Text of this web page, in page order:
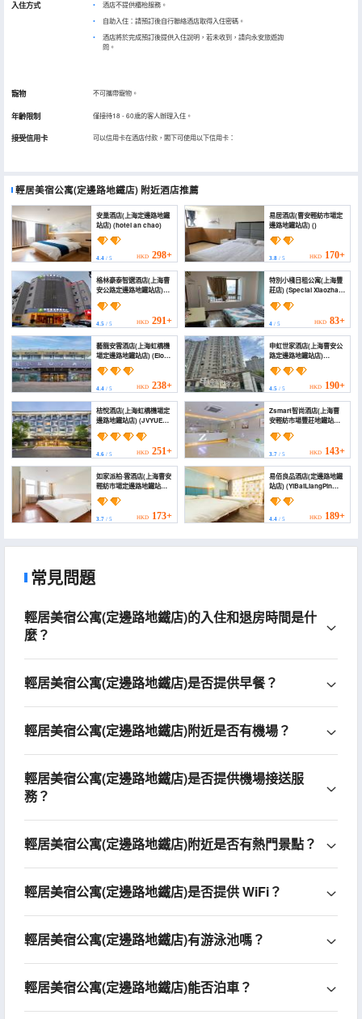
入住方式
酒店不提供櫃枱服務。
自助入住：請預訂後自行聯絡酒店取得入住密碼。
酒店將於完成預訂後提供入住說明，若未收到，請向永安旅遊詢
問。
寵物 不可攜帶寵物。
年齡限制 僅接待18 - 60歲的客人辦理入住。
接受信用卡 可以信用卡在酒店付款，閣下可使用以下信用卡：
輕居美宿公寓(定邊路地鐵店) 附近酒店推薦
安巢酒店(上海定邊路地鐵
站店) (hotel an chao)
4.4 / 5 HKD 298+
易居酒店(曹安輕紡市場定
邊路地鐵站店) ()
3.8/ 5 HKD 170+
格林豪泰智選酒店(上海曹
安公路定邊路地鐵站店)
(GreenTree Inn Express
Hotel (Shanghai Cao'an
Road Dingbian Road
Subway Station))
4.5 / 5 HKD 291+
特別小棧日租公寓(上海豐
莊店) (Special Xiaozhan
Rizu Apartment
(Shanghai Fengzhuang
Shop))
4/ 5 HKD 83+
藝龍安雲酒店(上海虹橋機
場定邊路地鐵站店) (Elong
Anyun Hotel (Shanghai
Hongqiao Airport
Dingbian Road Subway
Station))
4.4 / 5 HKD 238+
申虹世家酒店(上海曹安公
路定邊路地鐵站店)
(ShangHai Rainbow
Hotel (Shanghai
Hongqiao International
Airport Branch))
4.5/ 5 HKD 190+
桔悅酒店(上海虹橋機場定
邊路地鐵站店) (JVYUE
Hongqiao Airport
Cao'an Road))
4.6 / 5 HKD 251+
Zsmart智尚酒店(上海曹
安輕紡市場豐莊地鐵站店)
(Shanghai Cao'an
Textile Market
Fengzhuang Subway
Station))
3.7/ 5 HKD 143+
如家派柏·雲酒店(上海曹安
輕紡市場定邊路地鐵站店)
(Homeinn Pebble Hotel
(Shanghai Cao'an
Textile Market Dingbian
Road Subway Station))
3.7 / 5 HKD 173+
易佰良品酒店(定邊路地鐵
站店) (YiBaiLiangPin
Hotel (Dingbian Road
Metro Station Branch))
4.4/ 5 HKD 189+
常見問題
輕居美宿公寓(定邊路地鐵店)的入住和退房時間是什
麼？
輕居美宿公寓(定邊路地鐵店)是否提供早餐？
輕居美宿公寓(定邊路地鐵店)附近是否有機場？
輕居美宿公寓(定邊路地鐵店)是否提供機場接送服
務？
輕居美宿公寓(定邊路地鐵店)附近是否有熱門景點？
輕居美宿公寓(定邊路地鐵店)是否提供 WiFi？
輕居美宿公寓(定邊路地鐵店)有游泳池嗎？
輕居美宿公寓(定邊路地鐵店)能否泊車？